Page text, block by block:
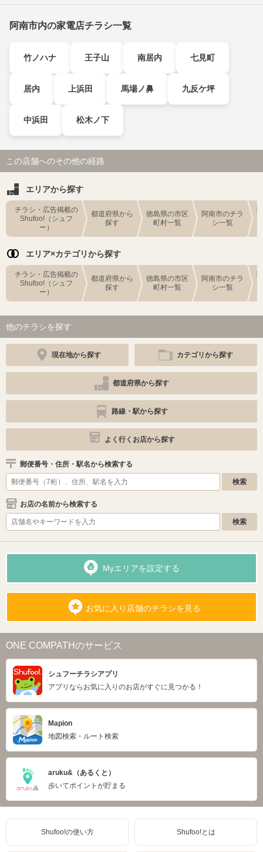
阿南市内の家電店チラシ一覧
竹ノハナ 王子山 南居内 七見町
居内 上浜田 馬場ノ鼻 九反ケ坪
中浜田 松木ノ下
この店舗へのその他の経路
エリアから探す
チラシ・広告掲載の
Shufoo!（シュフ
ー）
都道府県から
探す
徳島県の市区
町村一覧
阿南市のチラ
シ一覧
エリア×カテゴリから探す
チラシ・広告掲載の
Shufoo!（シュフ
ー）
都道府県から
探す
徳島県の市区
町村一覧
阿南市のチラ
シ一覧
他のチラシを探す
現在地から探す カテゴリから探す
都道府県から探す
路線・駅から探す
よく行くお店から探す
郵便番号・住所・駅名から検索する
お店の名前から検索する
Myエリアを設定する
お気に入り店舗のチラシを見る
ONE COMPATHのサービス
シュフーチラシアプリ
アプリならお気に入りのお店がすぐに見つかる！
Mapion
地図検索・ルート検索
aruku&（あるくと）
歩いてポイントが貯まる
Shufoo!の使い方 Shufoo!とは